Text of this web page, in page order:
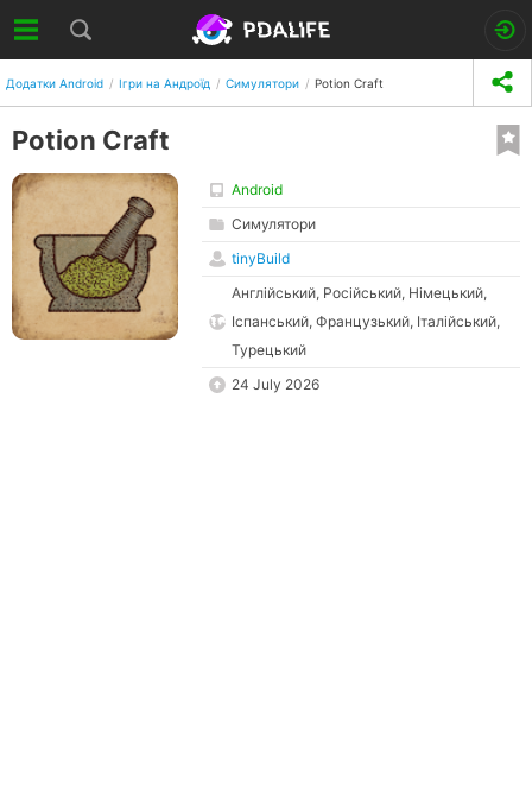
Додатки Android Ігри на Андроїд Симулятори Potion Craft
Potion Craft
Android
Симулятори
tinyBuild
Англійський, Російський, Німецький,
Іспанський, Французький, Італійський,
Турецький
24 July 2026